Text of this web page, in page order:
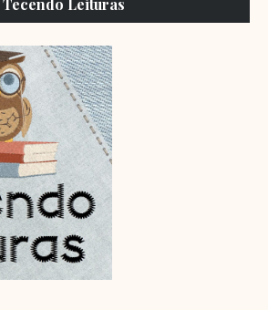
Tecendo Leituras